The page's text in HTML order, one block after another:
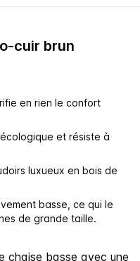
cuir brun
en rien le confort
et résiste à
luxueux en bois de
basse, ce qui le
de grande taille.
chaise basse avec une